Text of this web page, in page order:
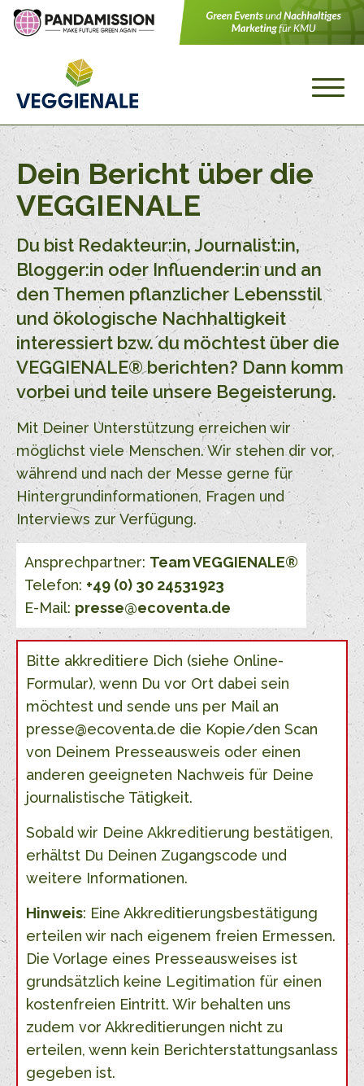
Dein Bericht über die
VEGGIENALE
Du bist Redakteur:in, Journalist:in,
Blogger:in oder Influender:in und an
den Themen pflanzlicher Lebensstil
und ökologische Nachhaltigkeit
interessiert bzw. du möchtest über die
VEGGIENALE® berichten? Dann komm
vorbei und teile unsere Begeisterung.
Mit Deiner Unterstützung erreichen wir
möglichst viele Menschen. Wir stehen dir vor,
während und nach der Messe gerne für
Hintergrundinformationen, Fragen und
Interviews zur Verfügung.
Ansprechpartner: Team VEGGIENALE®
Telefon: +49 (0) 30 24531923
E-Mail: presse@ecoventa.de
Bitte akkreditiere Dich (siehe Online-
Formular), wenn Du vor Ort dabei sein
möchtest und sende uns per Mail an
presse@ecoventa.de die Kopie/den Scan
von Deinem Presseausweis oder einen
anderen geeigneten Nachweis für Deine
journalistische Tätigkeit.
Sobald wir Deine Akkreditierung bestätigen,
erhältst Du Deinen Zugangscode und
weitere Informationen.
Hinweis: Eine Akkreditierungsbestätigung
erteilen wir nach eigenem freien Ermessen.
Die Vorlage eines Presseausweises ist
grundsätzlich keine Legitimation für einen
kostenfreien Eintritt. Wir behalten uns
zudem vor Akkreditierungen nicht zu
erteilen, wenn kein Berichterstattungsanlass
gegeben ist.